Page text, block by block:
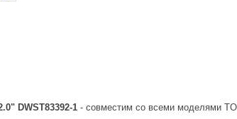
DWST83392-1 - совместим со всеми моделями